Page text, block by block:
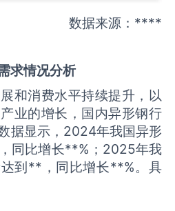
数据来源：****
求情况分析
和消费水平持续提升，以
业的增长，国内异形钢行
据显示，2024年我国异形
同比增长**%；2025年我
到**，同比增长**%。具